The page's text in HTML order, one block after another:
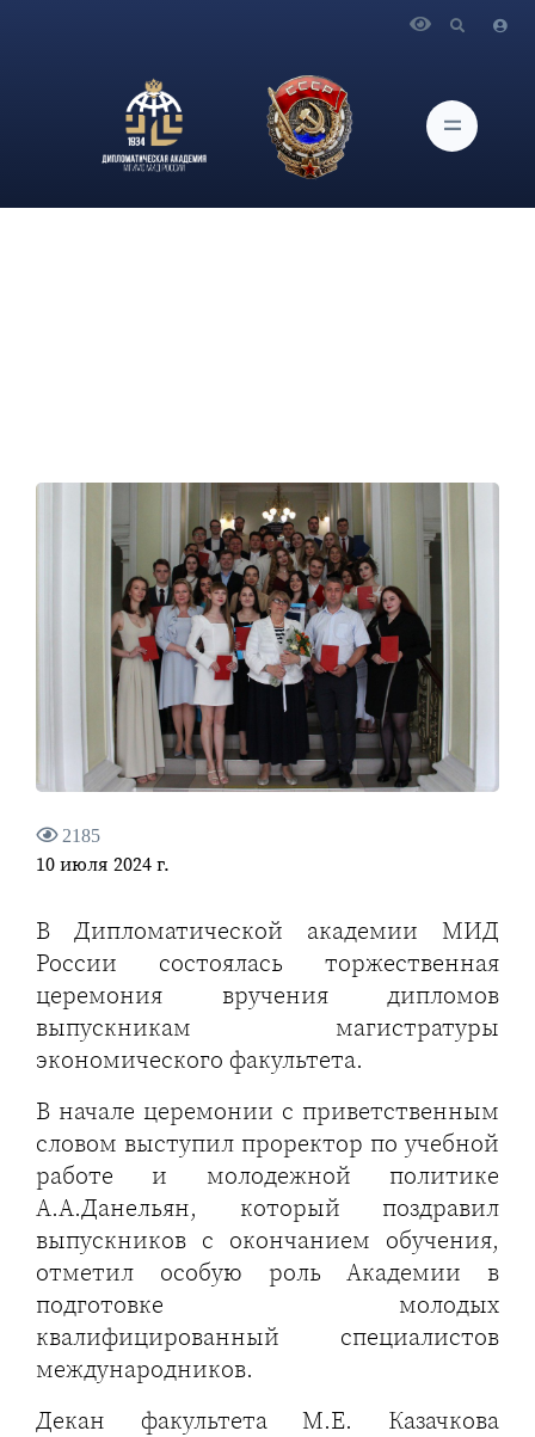
торжественная церемония вручения дипломов выпускникам
магистратуры экономического факультета
2185
10 июля 2024 г.
В Дипломатической академии МИД
России состоялась торжественная
церемония вручения дипломов
выпускникам магистратуры
экономического факультета.
В начале церемонии с приветственным
словом выступил проректор по учебной
работе и молодежной политике
А.А.Данельян, который поздравил
выпускников с окончанием обучения,
отметил особую роль Академии в
подготовке молодых
квалифицированный специалистов
международников.
Декан факультета М.Е. Казачкова